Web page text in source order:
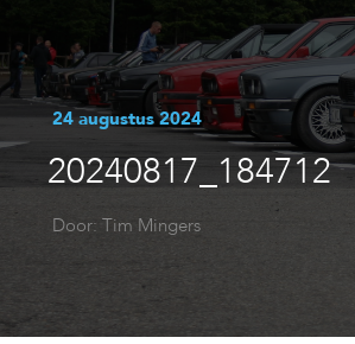
24 augustus 2024
20240817_184712
Door: Tim Mingers